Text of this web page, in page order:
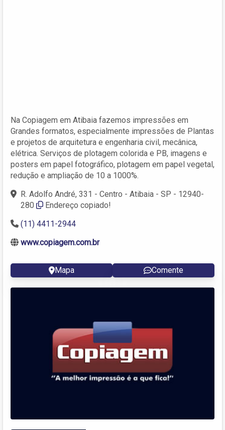
Na Copiagem em Atibaia fazemos impressões em
Grandes formatos, especialmente impressões de Plantas
e projetos de arquitetura e engenharia civil, mecânica,
elétrica. Serviços de plotagem colorida e PB, imagens e
posters em papel fotográfico, plotagem em papel vegetal,
redução e ampliação de 10 a 1000%.
R. Adolfo André, 331 - Centro - Atibaia - SP - 12940-
280
Endereço copiado!
(11) 4411-2944
www.copiagem.com.br
Mapa Comente